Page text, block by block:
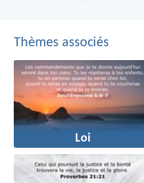
Thèmes associés
Loi